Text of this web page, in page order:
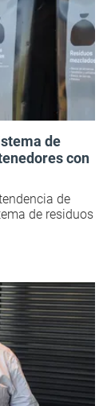
de
con
de
de residuos